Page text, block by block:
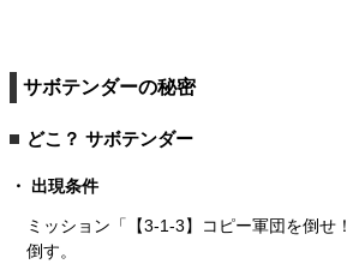
サボテンダーの秘密
どこ？ サボテンダー
出現条件
ミッション「【3-1-3】コピー軍団を倒せ
倒す。